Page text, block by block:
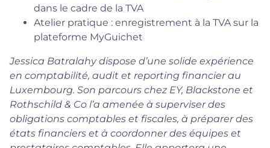
dans le cadre de la TVA
Atelier pratique : enregistrement à la TVA sur la
plateforme MyGuichet
Jessica Batralahy dispose d’une solide expérience
en comptabilité, audit et reporting financier au
Luxembourg. Son parcours chez EY, Blackstone et
Rothschild & Co l’a amenée à superviser des
obligations comptables et fiscales, à préparer des
états financiers et à coordonner des équipes et